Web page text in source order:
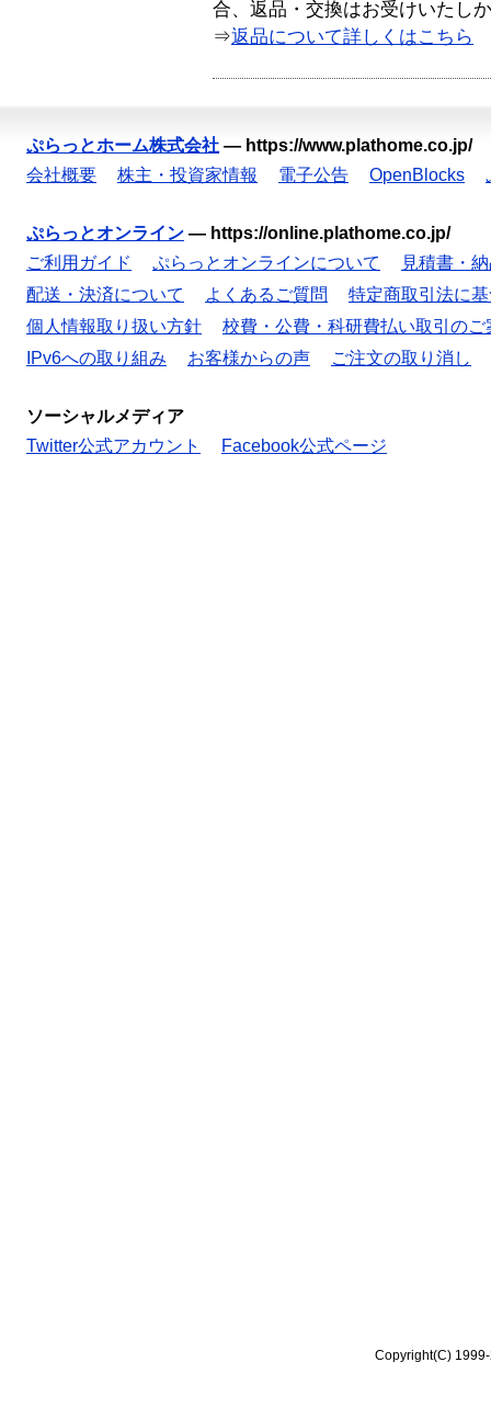
合、返品・交換はお受けいたし
⇒返品について詳しくはこちら
ぷらっとホーム株式会社 — https://www.plathome.co.jp/
会社概要
株主・投資家情報 電子公告 OpenBlocks
ぷらっとオンライン — https://online.plathome.co.jp/
ご利用ガイド
ぷらっとオンラインについて
見積書・
配送・決済について
よくあるご質問
特定商取引法に
個人情報取り扱い方針
校費・公費・科研費払い取引のご
IPv6への取り組み
お客様からの声 ご注文の取り消し
ソーシャルメディア
Twitter公式アカウント
Facebook公式ページ
Copyright(C)